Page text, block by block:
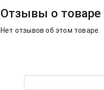
Отзывы о товаре
Нет отзывов об этом товаре.